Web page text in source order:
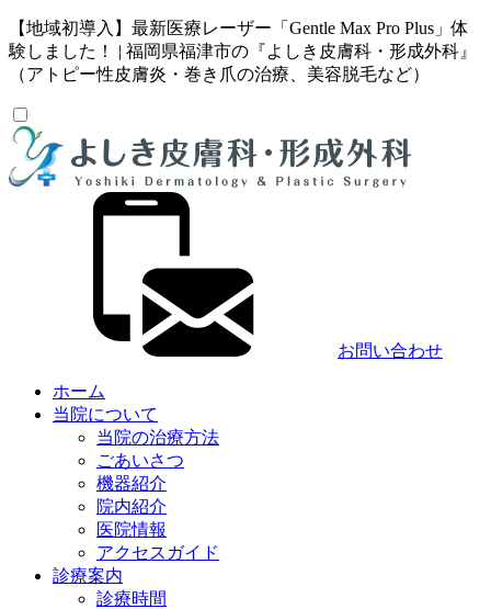
【地域初導入】最新医療レーザー「Gentle Max Pro Plus」体
験しました！ | 福岡県福津市の『よしき皮膚科・形成外科』
（アトピー性皮膚炎・巻き爪の治療、美容脱毛など）
お問い合わせ
ホーム
当院について
当院の治療方法
ごあいさつ
機器紹介
院内紹介
医院情報
アクセスガイド
診療案内
診療時間